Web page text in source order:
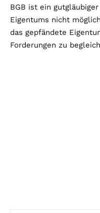
BGB ist ein
Eigentums nicht
das gepfändete
Forderungen zu